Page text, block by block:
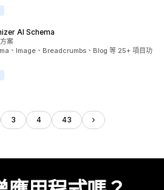
AI Schema
案
、Image、Breadcrumbs、Blog 等 25+ 項目功
3 4 43